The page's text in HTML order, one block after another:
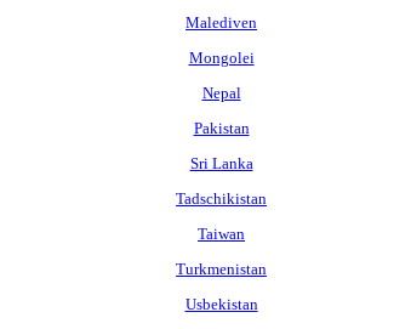
Malediven
Mongolei
Nepal
Pakistan
Sri Lanka
Tadschikistan
Taiwan
Turkmenistan
Usbekistan